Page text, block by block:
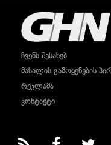
ჩვენს შესახებ
მასალის გამოყენების
რეკლამა
კონტაქტი